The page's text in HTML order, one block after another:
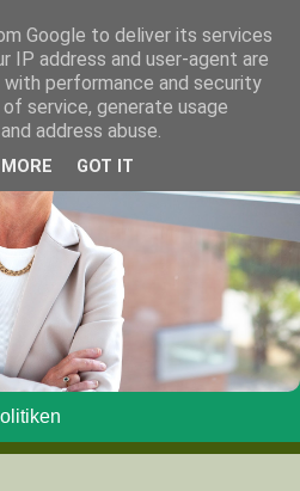
Google to deliver its services
IP address and user-agent are
performance and security
service, generate usage
address abuse.
GOT IT